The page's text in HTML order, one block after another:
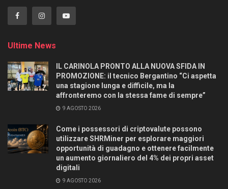
Ultime News
IL CARINOLA PRONTO ALLA NUOVA SFIDA IN
PROMOZIONE: il tecnico Bergantino “Ci aspetta
una stagione lunga e difficile, ma la
affronteremo con la stessa fame di sempre”
9 AGOSTO 2026
Come i possessori di criptovalute possono
utilizzare SHRMiner per esplorare maggiori
opportunità di guadagno e ottenere facilmente
un aumento giornaliero del 4% dei propri asset
digitali
9 AGOSTO 2026